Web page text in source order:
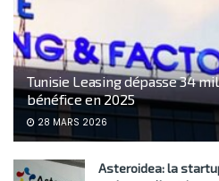
Tunisie Leasing dépasse 34
bénéfice en 2025
28 MARS 2026
Asteroidea: la